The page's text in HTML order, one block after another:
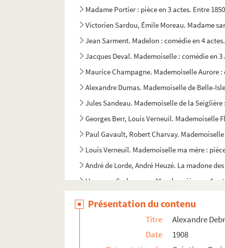
Madame Portier : pièce en 3 actes. Entre
Victorien Sardou, Émile Moreau. Madame
Jean Sarment. Madelon : comédie en 4
Jacques Deval. Mademoiselle : comédie en 3
Maurice Champagne. Mademoiselle Aurore
Alexandre Dumas. Mademoiselle de Belle-
Jules Sandeau. Mademoiselle de la Seiglière
Georges Berr, Louis Verneuil. Mademoiselle
Paul Gavault, Robert Charvay.
Louis Verneuil. Mademoiselle ma mère :
André de Lorde, André Heuzé. La madone
Hermann Sudermann. Magda : pièce en 4
Présentation du contenu
Titre
Alexandre
Date
1908